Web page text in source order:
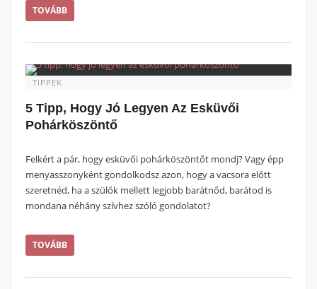
TOVÁBB
TIPPEK
5 Tipp, Hogy Jó Legyen Az Esküvői
Pohárköszöntő
Felkért a pár, hogy esküvői pohárköszöntőt mondj? Vagy épp
menyasszonyként gondolkodsz azon, hogy a vacsora előtt
szeretnéd, ha a szülők mellett legjobb barátnőd, barátod is
mondana néhány szívhez szóló gondolatot?
TOVÁBB